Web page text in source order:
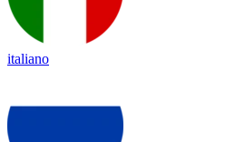
italiano